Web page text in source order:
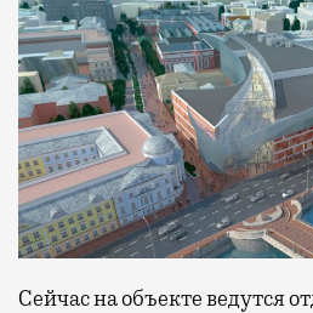
Сейчас на объекте ведутся